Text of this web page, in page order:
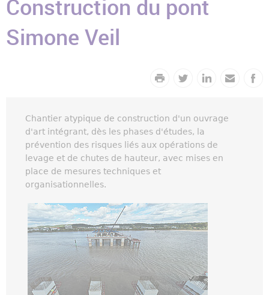
Construction du pont
Simone Veil
Chantier atypique de construction d'un ouvrage
d'art intégrant, dès les phases d'études, la
prévention des risques liés aux opérations de
levage et de chutes de hauteur, avec mises en
place de mesures techniques et
organisationnelles.